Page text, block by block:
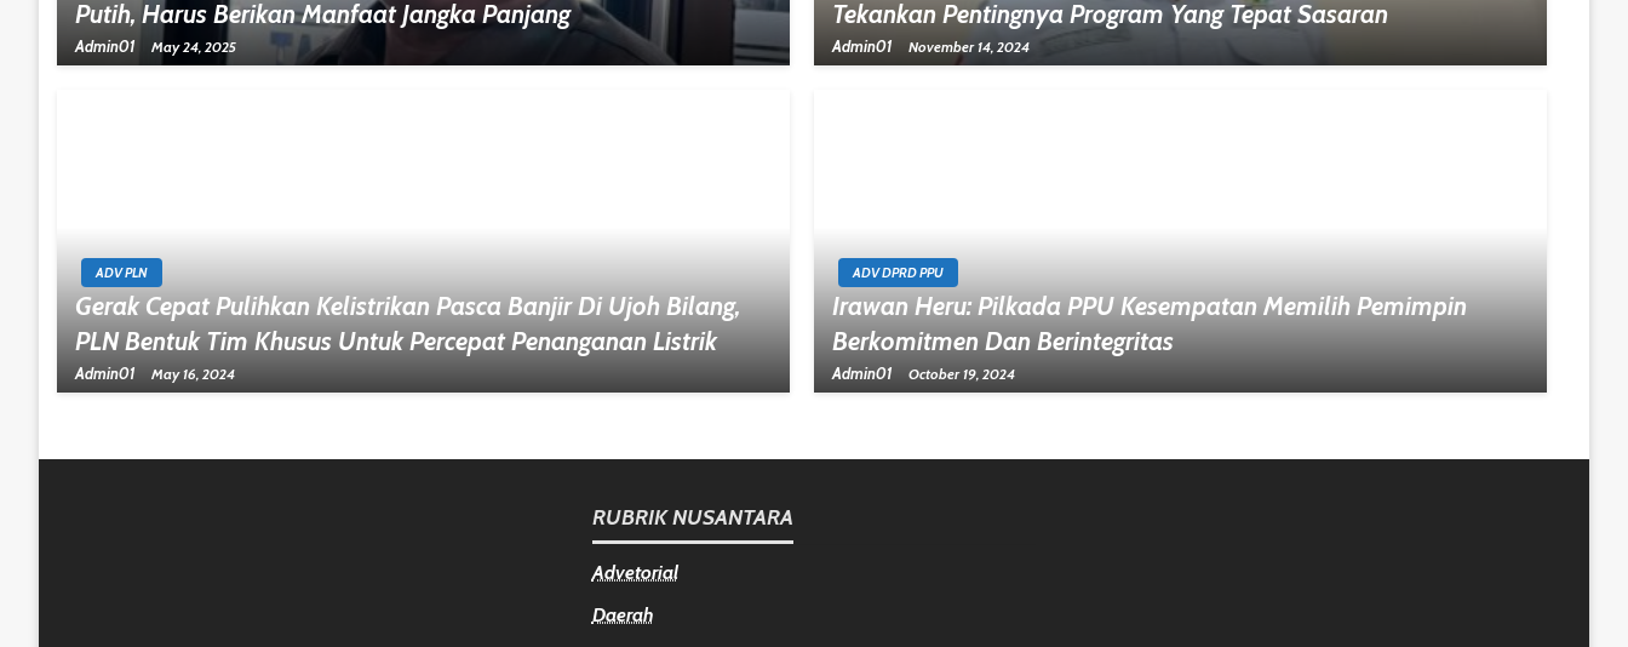
Putih, Harus Berikan Manfaat Jangka Panjang
Admin01 May 24, 2025
Tekankan Pentingnya Program Yang Tepat Sasaran
Admin01 November 14, 2024
ADV PLN
Gerak Cepat Pulihkan Kelistrikan Pasca Banjir Di Ujoh Bilang,
PLN Bentuk Tim Khusus Untuk Percepat Penanganan Listrik
Admin01 May 16, 2024
ADV DPRD PPU
Irawan Heru: Pilkada PPU Kesempatan Memilih Pemimpin
Berkomitmen Dan Berintegritas
Admin01 October 19, 2024
RUBRIK NUSANTARA
Advetorial
Daerah